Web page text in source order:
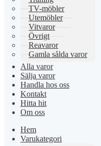
TV-möbler
Utemöbler
Vitvaror
Övrigt
Reavaror
Gamla sålda varor
Alla varor
Sälja varor
Handla hos oss
Kontakt
Hitta hit
Om oss
Hem
Varukategori